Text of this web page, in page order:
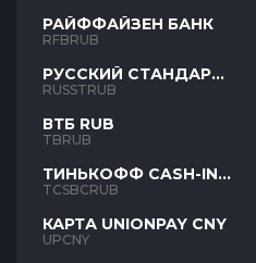
РАЙФФАЙЗЕН БАНК
RFBRUB
РУССКИЙ СТАНДАРТ
RUB
RUSSTRUB
ВТБ RUB
TBRUB
ТИНЬКОФФ CASH-IN
RUB
TCSBCRUB
КАРТА UNIONPAY CNY
UPCNY